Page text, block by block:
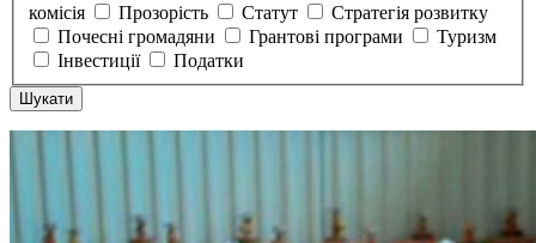
комісія
Прозорість Статут
Стратегія розвитку
Почесні громадяни
Грантові програми
Туризм
Інвестиції
Податки
Шукати